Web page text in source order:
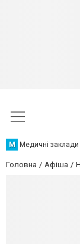
М Медичні заклади
Головна Афіша